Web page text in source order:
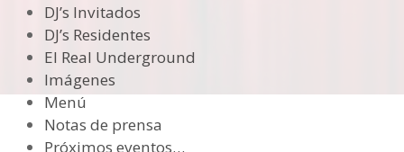
DJ’s Invitados
DJ’s Residentes
El Real Underground
Imágenes
Menú
Notas de prensa
Próximos eventos…